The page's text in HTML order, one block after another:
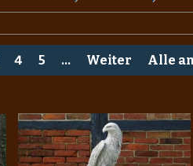
4 5 ... Weiter Alle